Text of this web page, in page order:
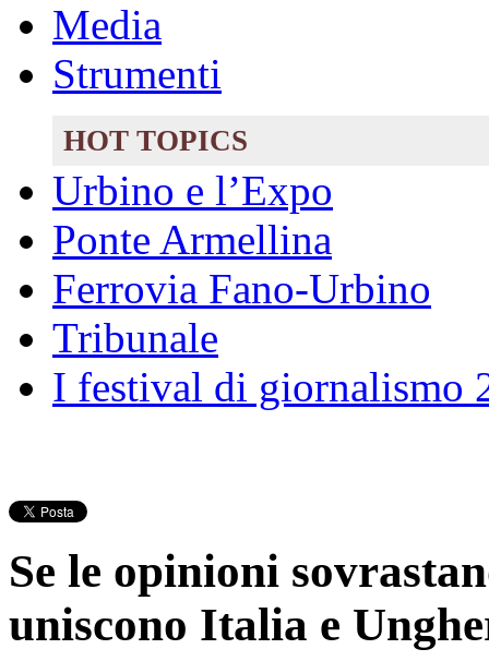
Media
Strumenti
HOT TOPICS
Urbino e l’Expo
Ponte Armellina
Ferrovia Fano-Urbino
Tribunale
I festival di giornalismo
Se le opinioni
uniscono Italia e